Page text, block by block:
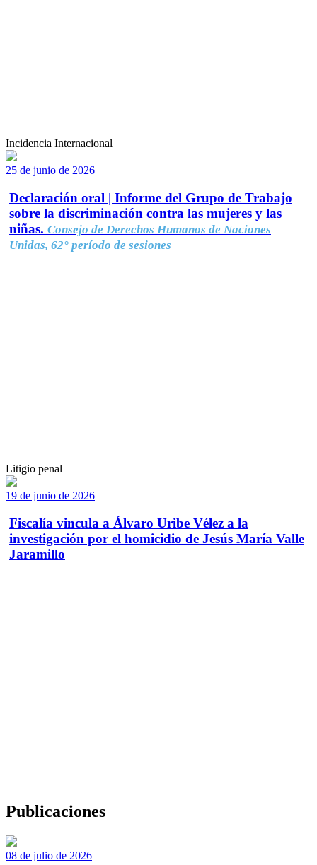
Incidencia Internacional
25 de junio de 2026
Declaración oral | Informe del Grupo de Trabajo
sobre la discriminación contra las mujeres y las
niñas. Consejo de Derechos Humanos de Naciones
Unidas, 62° período de sesiones
Litigio penal
19 de junio de 2026
Fiscalía vincula a Álvaro Uribe Vélez a la
investigación por el homicidio de Jesús María Valle
Jaramillo
Publicaciones
08 de julio de 2026